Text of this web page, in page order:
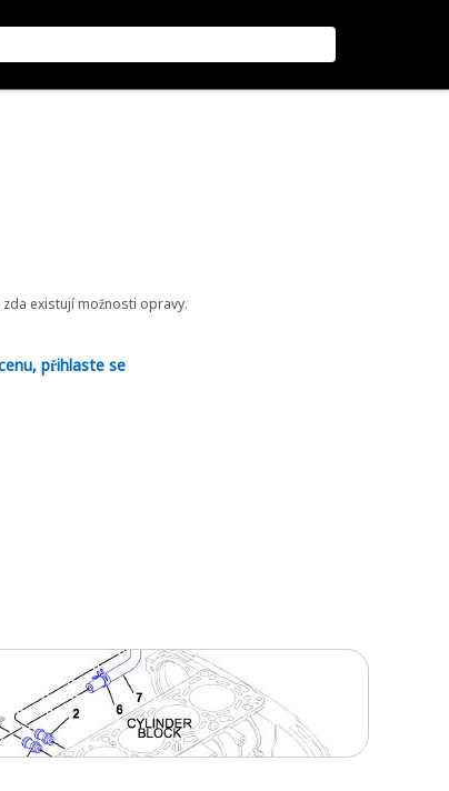
existují možnosti opravy.
přihlaste se